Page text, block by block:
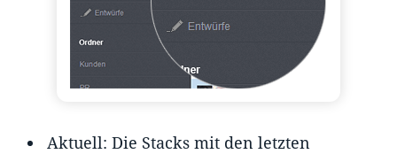
Aktuell: Die Stacks mit den letzten